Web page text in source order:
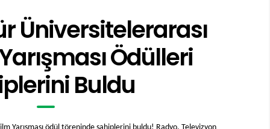
Üniversitelerarası
Ödülleri
Buldu